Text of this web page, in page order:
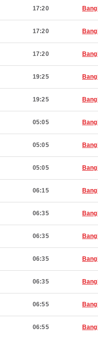
17:20
17:20
17:20
19:25
19:25
05:05
05:05
05:05
06:15
06:35
06:35
06:35
06:35
06:55
06:55